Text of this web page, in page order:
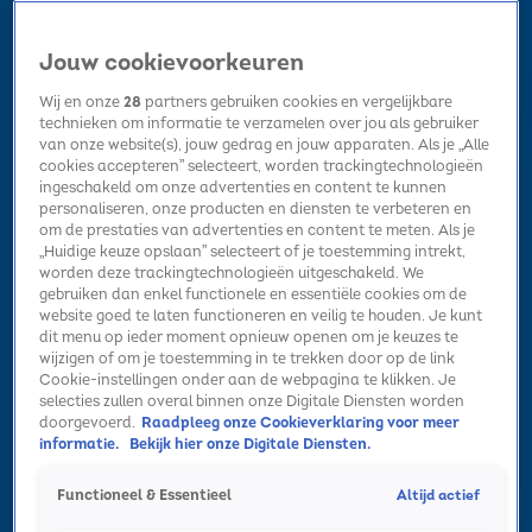
Home Radio luisteren Hitlijsten Acties Kerst Nieuws
Volg Sky Radio
Zoeken
HomeRadio luisterenActies Alle zendersSummer Top 101
Jouw cookievoorkeuren
Wij en onze28partners gebruiken cookies en vergelijkbare
technieken om informatie te verzamelen over jou als gebruiker
van onze website(s), jouw gedrag en jouw apparaten. Als je „Alle
cookies accepteren” selecteert, worden trackingtechnologieën
ingeschakeld om onze advertenties en content te kunnen
personaliseren, onze producten en diensten te verbeteren en
om de prestaties van advertenties en content te meten. Als je
„Huidige keuze opslaan” selecteert of je toestemming intrekt,
worden deze trackingtechnologieën uitgeschakeld. We
gebruiken dan enkel functionele en essentiële cookies om de
website goed te laten functioneren en veilig te houden. Je kunt
dit menu op ieder moment opnieuw openen om je keuzes te
wijzigen of om je toestemming in te trekken door op de link
Cookie-instellingen onder aan de webpagina te klikken. Je
selecties zullen overal binnen onze Digitale Diensten worden
doorgevoerd. Raadpleeg onze Cookieverklaring voor meer
informatie.
Bekijk hier onze Digitale Diensten.
Functioneel & Essentieel Altijd actief